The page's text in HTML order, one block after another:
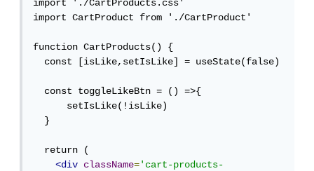
import './CartProducts.css'
import CartProduct from './CartProduct'
function CartProducts() {
  const [isLike,setIsLike] = useState(false)
  const toggleLikeBtn = () =>{
      setIsLike(!isLike)
  }
  return (
<div
className='cart-products-